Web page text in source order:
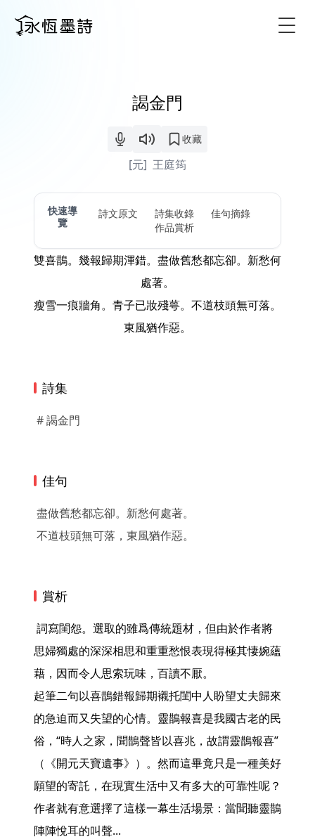
謁金門
收藏
[元] 王庭筠
快速導
覽
詩文原文 詩集收錄
佳句摘錄
作品賞析
雙喜鵲。幾報歸期渾錯。盡做舊愁都忘卻。新愁何
處著。
瘦雪一痕牆角。青子已妝殘萼。不道枝頭無可落。
東風猶作惡。
詩集
# 謁金門
佳句
盡做舊愁都忘卻。新愁何處著。
不道枝頭無可落，東風猶作惡。
賞析
思婦獨處的深深相思和重重愁恨表現得極其悽婉蘊
藉，因而令人思索玩味，百讀不厭。
起筆二句以喜鵲錯報歸期襯托閨中人盼望丈夫歸來
的急迫而又失望的心情。靈鵲報喜是我國古老的民
俗，“時人之家，聞鵲聲皆以喜兆，故謂靈鵲報喜”
（《開元天寶遺事》）。然而這畢竟只是一種美好
願望的寄託，在現實生活中又有多大的可靠性呢？
作者就有意選擇了這樣一幕生活場景：當聞聽靈鵲
陣陣悅耳的叫聲...